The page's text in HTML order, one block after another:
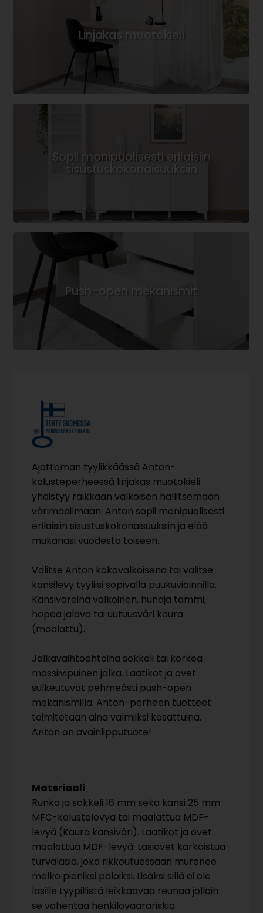
Linjakas muotokieli
Sopii monipuolisesti erilaisiin
sisustuskokonaisuuksiin
Push-open mekanismit
Ajattoman tyylikkäässä Anton-
kalusteperheessä linjakas muotokieli
yhdistyy raikkaan valkoisen hallitsemaan
värimaailmaan. Anton sopii monipuolisesti
erilaisiin sisustuskokonaisuuksiin ja elää
mukanasi vuodesta toiseen.
Valitse Anton kokovalkoisena tai valitse
kansilevy tyyliisi sopivalla puukuvioinnilla.
Kansiväreinä valkoinen, hunaja tammi,
hopea jalava tai uutuusväri kaura
(maalattu).
Jalkavaihtoehtoina sokkeli tai korkea
massiivipuinen jalka. Laatikot ja ovet
sulkeutuvat pehmeästi push-open
mekanismilla. Anton-perheen tuotteet
toimitetaan aina valmiiksi kasattuina.
Anton on avainlipputuote!
Materiaali
Runko ja sokkeli 16 mm sekä kansi 25 mm
MFC-kalustelevyä tai maalattua MDF-
levyä (Kaura kansiväri). Laatikot ja ovet
maalattua MDF-levyä. Lasiovet karkaistua
turvalasia, joka rikkoutuessaan murenee
melko pieniksi paloiksi. Lisäksi sillä ei ole
lasille tyypillistä leikkaavaa reunaa jolloin
se vähentää henkilövaarariskiä.